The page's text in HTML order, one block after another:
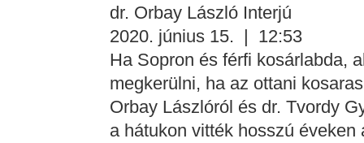
dr. Orbay László Interjú
2020. június 15. | 12:53
Ha Sopron és férfi kosárlabda,
megkerülni, ha az ottani
Orbay Lászlóról és dr. Tvordy
a hátukon vitték hosszú éveken